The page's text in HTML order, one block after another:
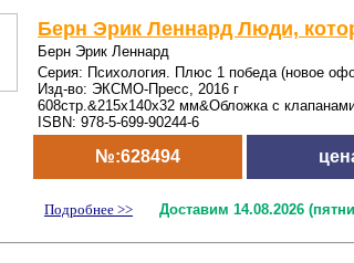
Берн Эрик Леннард Люди,
Берн Эрик Леннард
Серия: Психология. Плюс 1 победа (новое
Изд-во: ЭКСМО-Пресс, 2016 г
608стр.&215x140x32 мм&Обложка с
ISBN: 978-5-699-90244-6
№:628494
Подробнее >> Доставим 14.08.2026